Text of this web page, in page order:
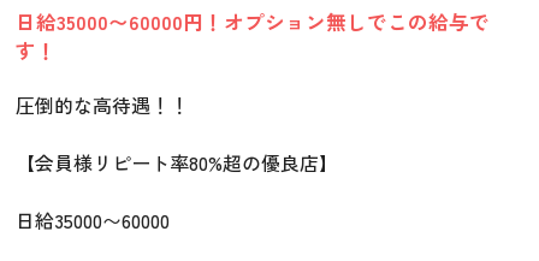
日給35000〜60000円！オプション無しでこの給与で
す！
圧倒的な高待遇！！
【会員様リピート率80%超の優良店】
日給35000〜60000